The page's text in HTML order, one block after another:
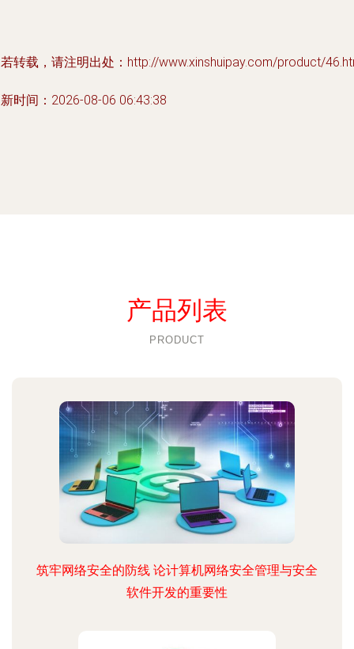
转载，请注明出处：http://www.xinshuipay.com/product/
时间：2026-08-06 06:43:38
产品列表
PRODUCT
筑牢网络安全的防线 论计算机网络安全管理与安全
软件开发的重要性